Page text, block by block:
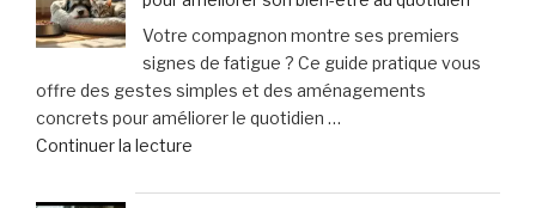
Scooter
:
April
Moto
innove
Votre compagnon montre ses premiers
signes de fatigue ? Ce guide pratique vous
offre des gestes simples et des aménagements
concrets pour améliorer le quotidien …
Continuer la lecture
chien